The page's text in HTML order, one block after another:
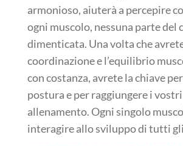
armonioso, aiuterà a percepire
ogni muscolo, nessuna parte del
dimenticata. Una volta che
coordinazione e l’equilibrio
con costanza, avrete la chiave
postura e per raggiungere i
allenamento. Ogni singolo
interagire allo sviluppo di tutti